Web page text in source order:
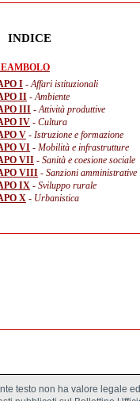
INDICE
I - Affari istituzionali
II - Ambiente
III - Attività produttive
IV - Cultura
V - Istruzione e formazione
VI - Mobilità e infrastrutture
VII - Sanità e coesione sociale
VIII - Sanzioni amministrative
IX - Sviluppo rurale
X - Urbanistica
testo non ha valore legale